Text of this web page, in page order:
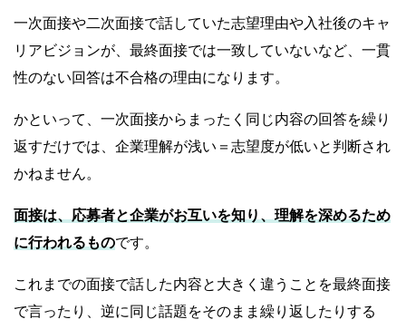
一次面接や二次面接で話していた志望理由や入社後のキャ
リアビジョンが、最終面接では一致していないなど、一貫
性のない回答は不合格の理由になります。
かといって、一次面接からまったく同じ内容の回答を繰り
返すだけでは、企業理解が浅い＝志望度が低いと判断され
かねません。
面接は、応募者と企業がお互いを知り、理解を深めるため
に行われるものです。
これまでの面接で話した内容と大きく違うことを最終面接
で言ったり、逆に同じ話題をそのまま繰り返したりする